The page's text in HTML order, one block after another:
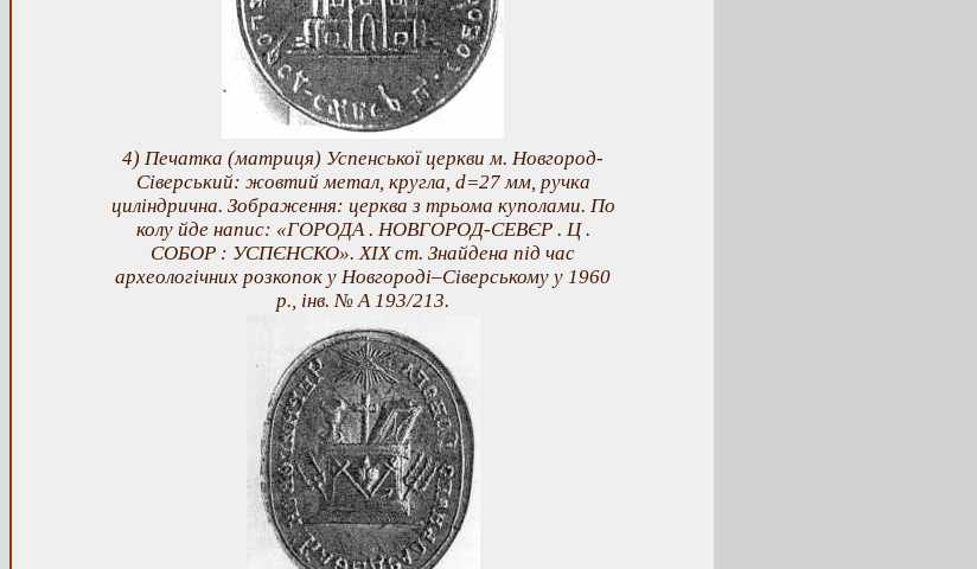
4) Печатка (матриця) Успенської церкви м. Новгород-
Сіверський: жовтий метал, кругла, d=27 мм, ручка
циліндрична. Зображення: церква з трьома куполами. По
колу йде напис: «ГОРОДА . НОВГОРОД-СЕВЄР . Ц .
СОБОР : УСПЄНСКО». XIX ст. Знайдена під час
археологічних розкопок у Новгороді–Сіверському у 1960
р., інв. № А 193/213.